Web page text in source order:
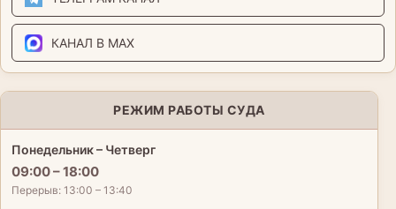
КАНАЛ В MAX
РЕЖИМ РАБОТЫ СУДА
Понедельник – Четверг
09:00 – 18:00
Перерыв: 13:00 – 13:40